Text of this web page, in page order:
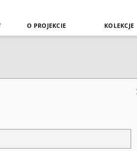
O PROJEKCIE KOLEKCJE